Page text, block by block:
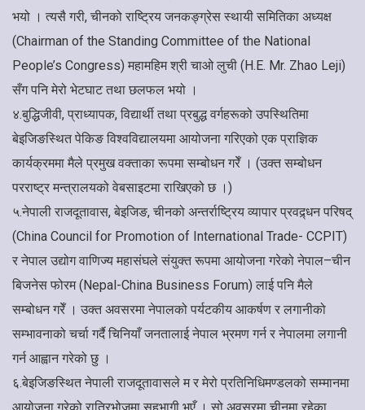
भयो । त्यसै गरी, चीनको राष्ट्रिय जनकङ्ग्रेस स्थायी समितिका अध्यक्ष
(Chairman of the Standing Committee of the National
People’s Congress) महामहिम श्री चाओ लुची (H.E. Mr. Zhao Leji)
सँग पनि मेरो भेटघाट तथा छलफल भयो ।
४.बुद्धिजीवी, प्राध्यापक, विद्यार्थी तथा प्रबुद्ध वर्गहरूको उपस्थितिमा
बेइजिङस्थित पेकिङ विश्वविद्यालयमा आयोजना गरिएको एक प्राज्ञिक
कार्यक्रममा मैले प्रमुख वक्ताका रूपमा सम्बोधन गरेँ । (उक्त सम्बोधन
परराष्ट्र मन्त्रालयको वेबसाइटमा राखिएको छ ।)
५.नेपाली राजदूतावास, बेइजिङ, चीनको अन्तर्राष्ट्रिय व्यापार प्रवद्र्धन परिषद्
(China Council for Promotion of International Trade- CCPIT)
र नेपाल उद्योग वाणिज्य महासंघले संयुक्त रूपमा आयोजना गरेको नेपाल–चीन
बिजनेस फोरम (Nepal-China Business Forum) लाई पनि मैले
सम्बोधन गरेँ । उक्त अवसरमा नेपालको पर्यटकीय आकर्षण र लगानीको
सम्भावनाको चर्चा गर्दै चिनियाँ जनतालाई नेपाल भ्रमण गर्न र नेपालमा लगानी
गर्न आह्वान गरेको छु ।
६.बेइजिङस्थित नेपाली राजदूतावासले म र मेरो प्रतिनिधिमण्डलको सम्मानमा